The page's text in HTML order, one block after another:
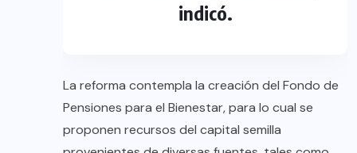
indicó.
La reforma contempla la creación del Fondo de
Pensiones para el Bienestar, para lo cual se
proponen recursos del capital semilla